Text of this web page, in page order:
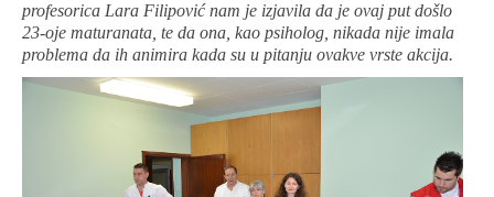
profesorica Lara Filipović nam je izjavila da je ovaj put došlo
23-oje maturanata, te da ona, kao psiholog, nikada nije imala
problema da ih animira kada su u pitanju ovakve vrste akcija.